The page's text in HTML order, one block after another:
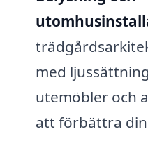
med
utemöbler och
att förbättra